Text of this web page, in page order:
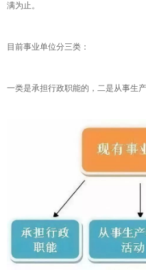
满为止。
目前事业单位分三类：
一类是承担行政职能的，二是从事生